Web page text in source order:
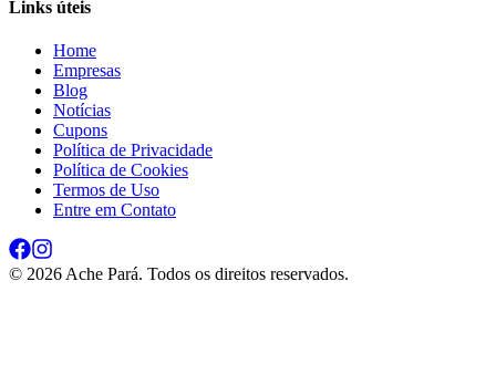
Links úteis
Home
Empresas
Blog
Notícias
Cupons
Política de Privacidade
Política de Cookies
Termos de Uso
Entre em Contato
© 2026 Ache Pará. Todos os direitos reservados.